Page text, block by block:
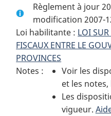
:
le
:
sur
choix
les
Règlement à jour
modification 2007-
Loi habilitante : LOI SUR
FISCAUX ENTRE LE
PROVINCES
Notes :
Voir les
et les notes,
Les
vigueur.